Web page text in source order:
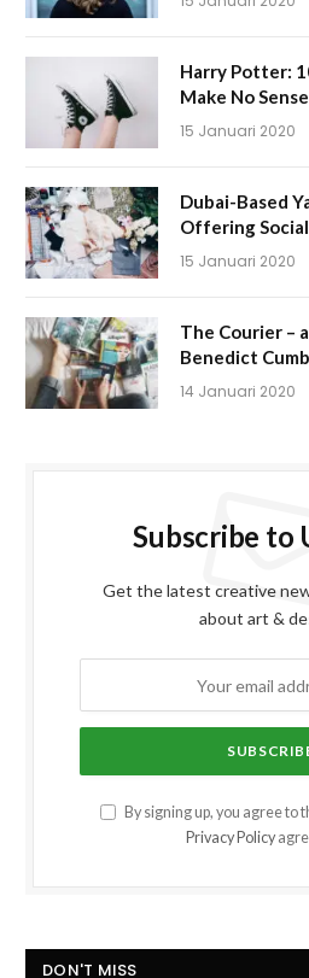
Harry Potter:
Make No Sense
15 Januari 2020
Dubai-Based
Offering
15 Januari 2020
The Courier –
Benedict
14 Januari 2020
Subscribe to
Get the latest creative
about art &
By signing up, you agree to
Privacy Policy
DON'T MISS